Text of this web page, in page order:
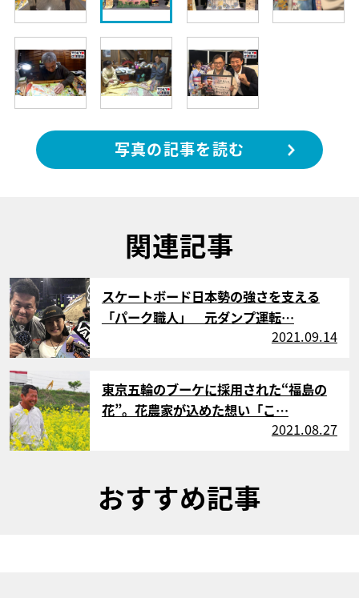
写真の記事を読む
関連記事
サムネイル
スケートボード日本勢の強さを支える
「パーク職人」 元ダンプ運転…
2021.09.14
東京五輪のブーケに採用された“福島の
花”。花農家が込めた想い「こ…
2021.08.27
おすすめ記事